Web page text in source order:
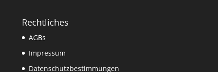
Rechtliches
AGBs
Impressum
Datenschutzbestimmungen